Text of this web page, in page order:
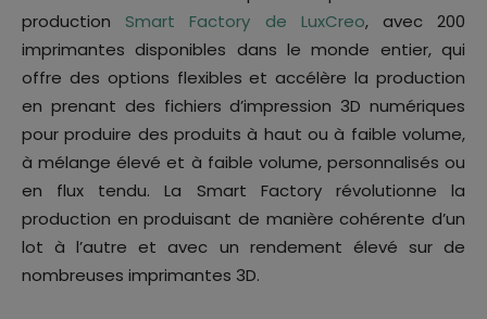
production Smart Factory de LuxCreo, avec 200
imprimantes disponibles dans le monde entier, qui
offre des options flexibles et accélère la production
en prenant des fichiers d’impression 3D numériques
pour produire des produits à haut ou à faible volume,
à mélange élevé et à faible volume, personnalisés ou
en flux tendu. La Smart Factory révolutionne la
production en produisant de manière cohérente d’un
lot à l’autre et avec un rendement élevé sur de
nombreuses imprimantes 3D.